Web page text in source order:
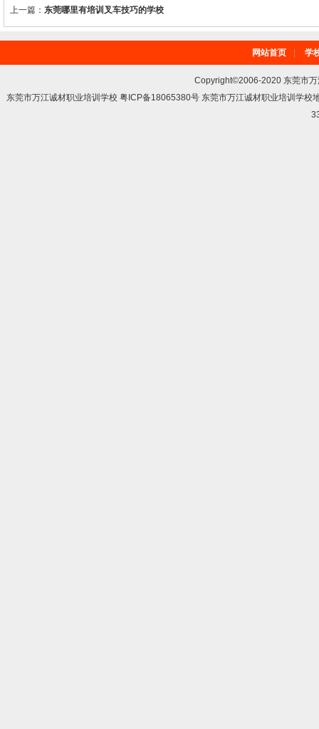
上一篇： 东莞哪里有培训叉车技巧的学校
网站首页 学
Copyright©2006-2020 东莞市
东莞市万江诚材职业培训学校 粤ICP备18065380号 东莞市万江诚材职业培训学